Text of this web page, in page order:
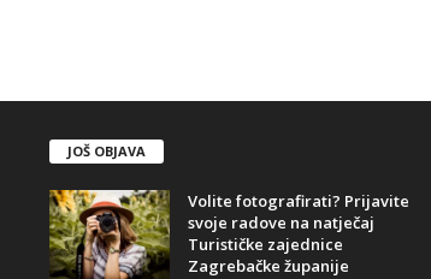
JOŠ OBJAVA
Volite fotografirati? Prijavite
svoje radove na natječaj
Turističke zajednice
Zagrebačke županije